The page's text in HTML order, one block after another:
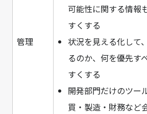
管理
可能性に関する情報
すくする
状況を見える化して
るのか、何を優先す
すくする
開発部門だけのツー
買・製造・財務など